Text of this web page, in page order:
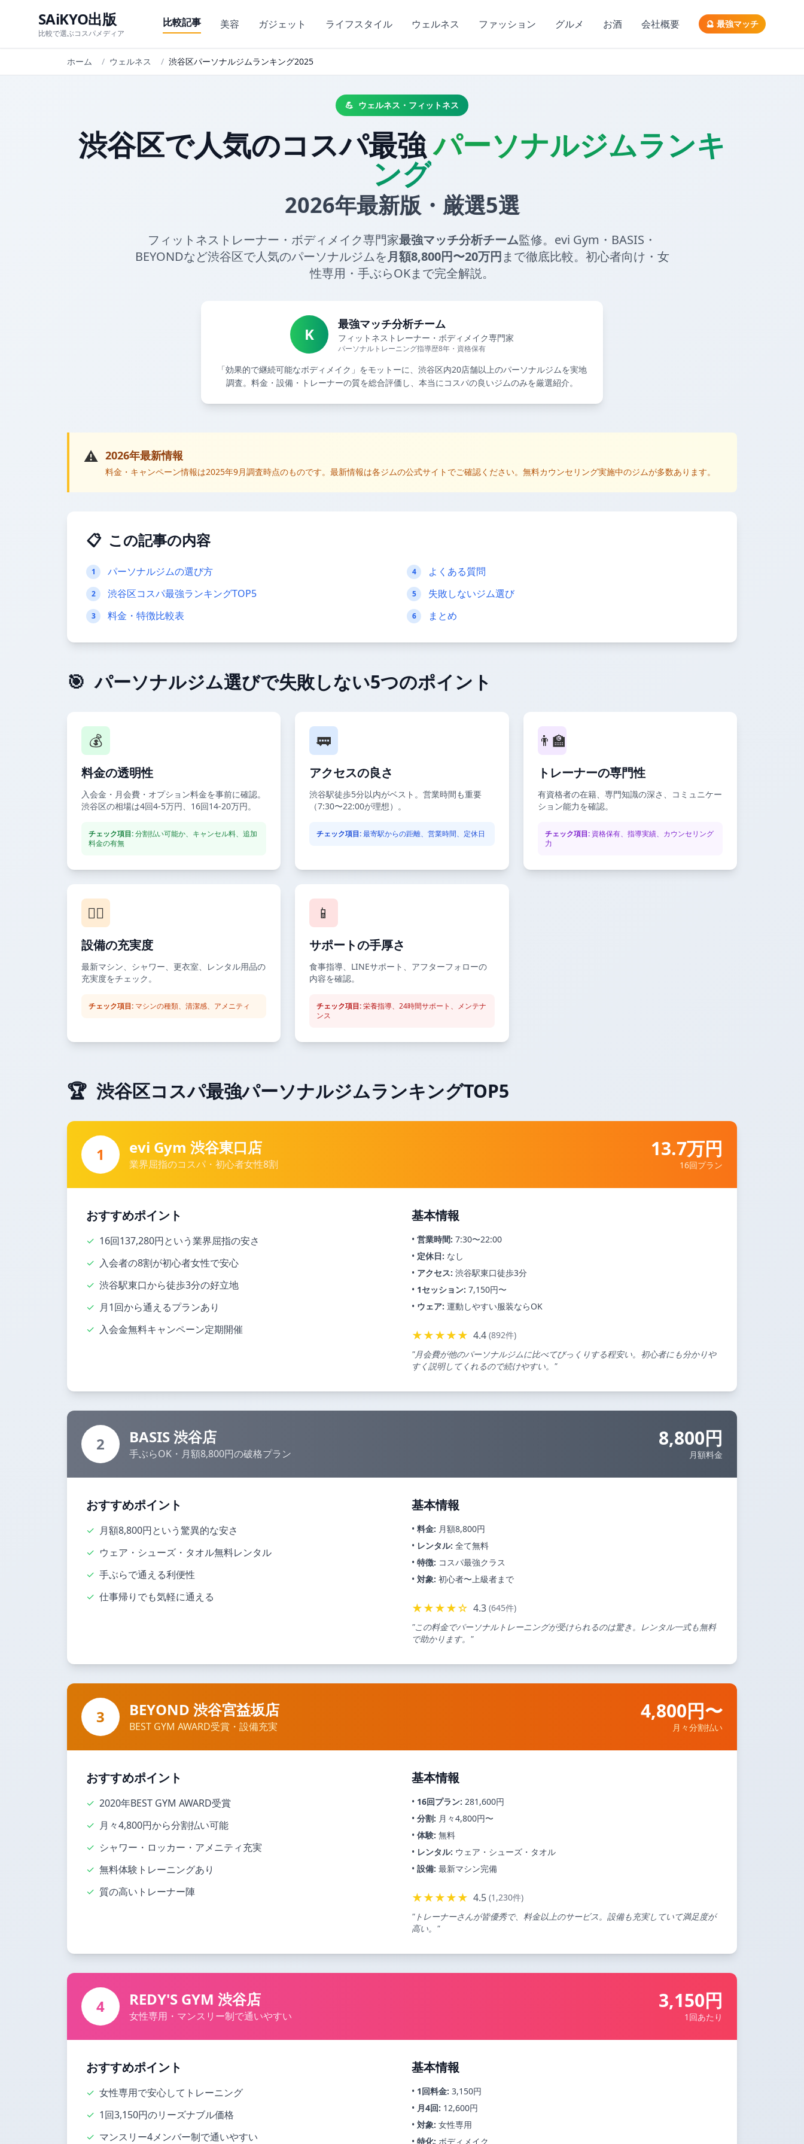
SAiKYO出版
比較で選ぶコスパメディア
比較記事 美容 ガジェット ライフスタイル ウェルネス ファッション グルメ お酒 会社概要 🔮 最強マッチ
ホーム / ウェルネス / 渋谷区パーソナルジムランキング2025
💪 ウェルネス・フィットネス
渋谷区で人気のコスパ最強パーソナルジムランキ
ング
2026年最新版・厳選5選
フィットネストレーナー・ボディメイク専門家最強マッチ分析チーム監修。evi Gym・BASIS・
BEYONDなど渋谷区で人気のパーソナルジムを月額8,800円〜20万円まで徹底比較。初心者向け・女
性専用・手ぶらOKまで完全解説。
K
最強マッチ分析チーム
フィットネストレーナー・ボディメイク専門家
パーソナルトレーニング指導歴8年・資格保有
「効果的で継続可能なボディメイク」をモットーに、渋谷区内20店舗以上のパーソナルジムを実地
調査。料金・設備・トレーナーの質を総合評価し、本当にコスパの良いジムのみを厳選紹介。
⚠️ 2026年最新情報
料金・キャンペーン情報は2025年9月調査時点のものです。最新情報は各ジムの公式サイトでご確認ください。無料カウンセリング実施中のジムが多数あります。
📋 この記事の内容
1 パーソナルジムの選び方
2 渋谷区コスパ最強ランキングTOP5
3 料金・特徴比較表
4 よくある質問
5 失敗しないジム選び
6 まとめ
🎯 パーソナルジム選びで失敗しない5つのポイント
💰
料金の透明性
入会金・月会費・オプション料金を事前に確認。
渋谷区の相場は4回4-5万円、16回14-20万円。
チェック項目:分割払い可能か、キャンセル料、追加
料金の有無
🚃
アクセスの良さ
渋谷駅徒歩5分以内がベスト。営業時間も重要
（7:30〜22:00が理想）。
チェック項目:最寄駅からの距離、営業時間、定休日
👨‍🏫
トレーナーの専門性
有資格者の在籍、専門知識の深さ、コミュニケー
ション能力を確認。
チェック項目:資格保有、指導実績、カウンセリング
力
🏋️‍♂️
設備の充実度
最新マシン、シャワー、更衣室、レンタル用品の
充実度をチェック。
チェック項目: マシンの種類、清潔感、アメニティ
📱
サポートの手厚さ
食事指導、LINEサポート、アフターフォローの
内容を確認。
チェック項目:栄養指導、24時間サポート、メンテナ
ンス
🏆 渋谷区コスパ最強パーソナルジムランキングTOP5
1 evi Gym 渋谷東口店
業界屈指のコスパ・初心者女性8割
13.7万円
16回プラン
おすすめポイント
✓ 16回137,280円という業界屈指の安さ
✓ 入会者の8割が初心者女性で安心
✓ 渋谷駅東口から徒歩3分の好立地
✓ 月1回から通えるプランあり
✓ 入会金無料キャンペーン定期開催
基本情報
• 営業時間: 7:30〜22:00
• 定休日: なし
• アクセス: 渋谷駅東口徒歩3分
• 1セッション: 7,150円〜
• ウェア: 運動しやすい服装ならOK
★★★★★ 4.4 (892件)
"月会費が他のパーソナルジムに比べてびっくりする程安い。初心者にも分かりや
すく説明してくれるので続けやすい。"
2 BASIS 渋谷店
手ぶらOK・月額8,800円の破格プラン
8,800円
月額料金
おすすめポイント
✓ 月額8,800円という驚異的な安さ
✓ ウェア・シューズ・タオル無料レンタル
✓ 手ぶらで通える利便性
✓ 仕事帰りでも気軽に通える
基本情報
• 料金: 月額8,800円
• レンタル: 全て無料
• 特徴: コスパ最強クラス
• 対象: 初心者〜上級者まで
★★★★☆ 4.3 (645件)
"この料金でパーソナルトレーニングが受けられるのは驚き。レンタル一式も無料
で助かります。"
3 BEYOND 渋谷宮益坂店
BEST GYM AWARD受賞・設備充実
4,800円〜
月々分割払い
おすすめポイント
✓ 2020年BEST GYM AWARD受賞
✓ 月々4,800円から分割払い可能
✓ シャワー・ロッカー・アメニティ充実
✓ 無料体験トレーニングあり
✓ 質の高いトレーナー陣
基本情報
• 16回プラン: 281,600円
• 分割: 月々4,800円〜
• 体験: 無料
• レンタル: ウェア・シューズ・タオル
• 設備: 最新マシン完備
★★★★★ 4.5 (1,230件)
"トレーナーさんが皆優秀で、料金以上のサービス。設備も充実していて満足度が
高い。"
4 REDY'S GYM 渋谷店
女性専用・マンスリー制で通いやすい
3,150円
1回あたり
おすすめポイント
✓ 女性専用で安心してトレーニング
✓ 1回3,150円のリーズナブル価格
✓ マンスリー4メンバー制で通いやすい
基本情報
• 1回料金: 3,150円
• 月4回: 12,600円
• 対象: 女性専用
• 特化: ボディメイク